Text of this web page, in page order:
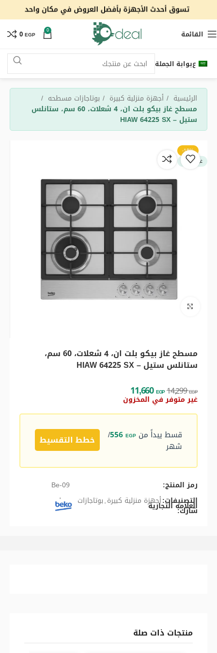
القائمة 0
0EGP
عبوابة الجملة
الرئيسية أجهزة منزلية كبيرة
بوتاجازات مسطحه
مسطح غاز بيكو بلت ان، 4 شعلات، 60 سم، ستانلس
ستيل – HIAW 64225 SX
-18%
غير متوفر
مسطح غاز بيكو بلت ان، 4 شعلات، 60 سم،
ستانلس ستيل – HIAW 64225 SX
14,299EGP
11,660 EGP
غير متوفر في المخزون
قسط يبداً من 556 EGP
/
شهر
خطط التقسيط
رمز المنتج:
Be-09
التصنيفات:أجهزة منزلية كبيرة,بوتاجازات مسطحه العلامه التجارية
شارك:
منتجات ذات صلة